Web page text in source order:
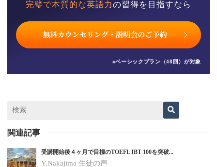
完璧で本質的な英語力の習得を目指すなら
※ベーシックプラン（48回）が対象
関連記事
受講開始後４ヶ月で目標のTOEFL IBT 100を突破...
Y.Nakajima 生徒の声